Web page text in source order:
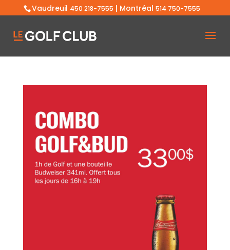
Vaudreuil 450 218-7555 | Montréal 514 750-7555